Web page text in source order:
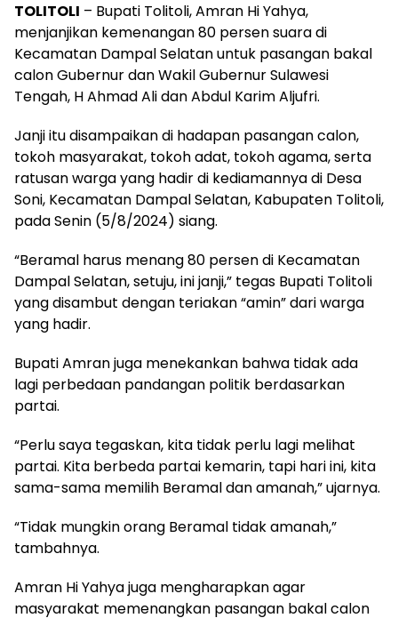
TOLITOLI – Bupati Tolitoli, Amran Hi Yahya,
menjanjikan kemenangan 80 persen suara di
Kecamatan Dampal Selatan untuk pasangan bakal
calon Gubernur dan Wakil Gubernur Sulawesi
Tengah, H Ahmad Ali dan Abdul Karim Aljufri.
Janji itu disampaikan di hadapan pasangan calon,
tokoh masyarakat, tokoh adat, tokoh agama, serta
ratusan warga yang hadir di kediamannya di Desa
Soni, Kecamatan Dampal Selatan, Kabupaten Tolitoli,
pada Senin (5/8/2024) siang.
“Beramal harus menang 80 persen di Kecamatan
Dampal Selatan, setuju, ini janji,” tegas Bupati Tolitoli
yang disambut dengan teriakan “amin” dari warga
yang hadir.
Bupati Amran juga menekankan bahwa tidak ada
lagi perbedaan pandangan politik berdasarkan
partai.
“Perlu saya tegaskan, kita tidak perlu lagi melihat
partai. Kita berbeda partai kemarin, tapi hari ini, kita
sama-sama memilih Beramal dan amanah,” ujarnya.
“Tidak mungkin orang Beramal tidak amanah,”
tambahnya.
Amran Hi Yahya juga mengharapkan agar
masyarakat memenangkan pasangan bakal calon